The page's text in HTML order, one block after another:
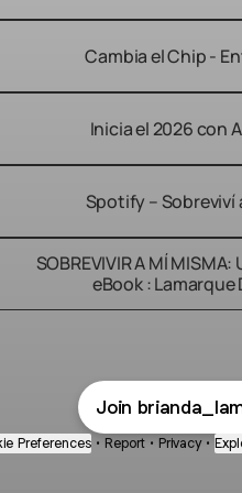
Cambia el Chip -
Inicia el 2026 con
Spotify – Sobreviví
SOBREVIVIR A MÍ
eBook : Lamarque
Join
Preferences • Report • Privacy •